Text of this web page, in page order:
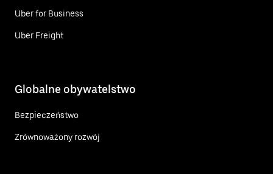
Uber for Business
Uber Freight
Globalne obywatelstwo
Bezpieczeństwo
Zrównoważony rozwój